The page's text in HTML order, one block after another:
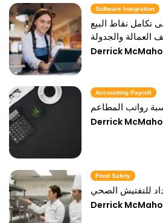
Software Integration
تكامل نقاط البيع
العمالة والجدولة
Derrick
Accounting Payroll
رواتب المطاعم
Derrick
Food Safety
للتفتيش الصحي
Derrick